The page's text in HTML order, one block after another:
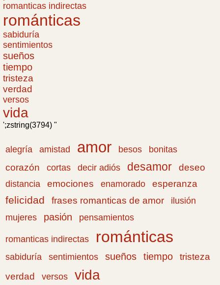
romanticas indirectas
románticas
sabiduría
sentimientos
sueños
tiempo
tristeza
verdad
versos
vida
';zstring(3794) "
alegría amistad amor besos
bonitas
corazón
cortas decir adiós desamor deseo
distancia emociones enamorado esperanza
felicidad frases romanticas de amor
ilusión
mujeres
pasión pensamientos
romanticas indirectas románticas
sabiduría sentimientos sueños tiempo
tristeza
verdad
versos vida